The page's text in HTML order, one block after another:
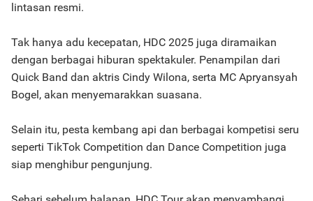
lintasan resmi.
Tak hanya adu kecepatan, HDC 2025 juga diramaikan
dengan berbagai hiburan spektakuler. Penampilan dari
Quick Band dan aktris Cindy Wilona, serta MC Apryansyah
Bogel, akan menyemarakkan suasana.
Selain itu, pesta kembang api dan berbagai kompetisi seru
seperti TikTok Competition dan Dance Competition juga
siap menghibur pengunjung.